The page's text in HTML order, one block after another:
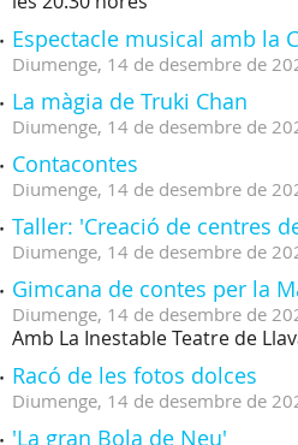
Espectacle musical amb la
Diumenge, 14 de desembre de
La màgia de Truki Chan
Diumenge, 14 de desembre de
Contacontes
Diumenge, 14 de desembre de
Taller: 'Creació de centres
Diumenge, 14 de desembre de
Gimcana de contes per la
Diumenge, 14 de desembre de
Amb La Inestable Teatre de
Racó de les fotos dolces
Diumenge, 14 de desembre de
'La gran Bola de Neu'